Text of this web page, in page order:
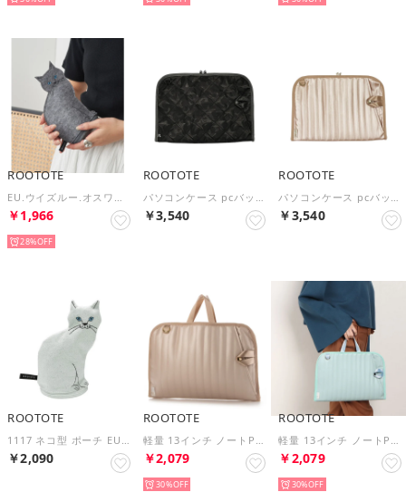
ROOTOTE
EU.ウイズルー.オスワリネコ-B 3622 （グレー）
￥1,966
28%
ROOTOTE
パソコンケース pcバッグ （STARBLACK）
￥3,540
ROOTOTE
パソコンケース pcバッグ （MPalePINK）
￥3,540
ROOTOTE
1117 ネコ型 ポーチ EU ウイズルー オスワリネコ-A （02：ハイ）
￥2,090
ROOTOTE
軽量 13インチ ノートPC ケース トートバッグ ピモッテ SN Pimotte キルト 6797 （Pale PINK）
￥2,079
30%
ROOTOTE
軽量 13インチ ノートPC ケース トートバッグ ピモッテ SN Pimotte キルト 6797 （MintBlue）
￥2,079
30%